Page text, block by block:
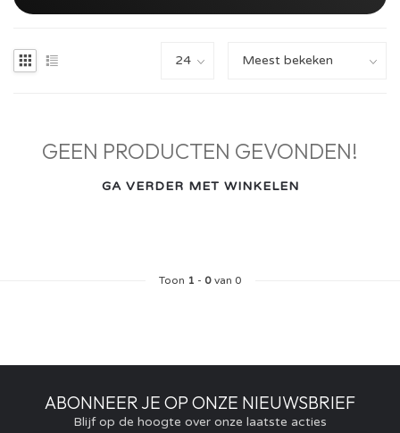
GEEN PRODUCTEN GEVONDEN!
GA VERDER MET WINKELEN
Toon 1 - 0van 0
ABONNEER JE OP ONZE NIEUWSBRIEF
Blijf op de hoogte over onze laatste acties